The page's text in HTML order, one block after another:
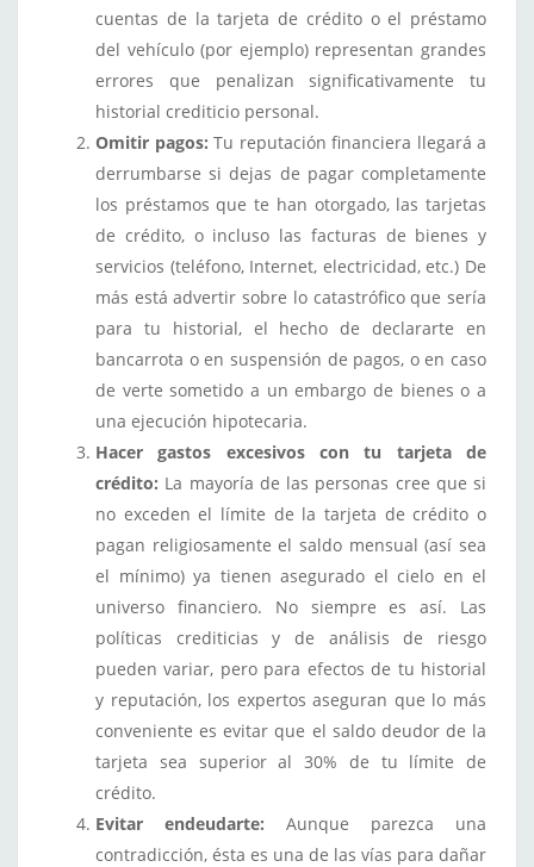
cuentas de la tarjeta de crédito o el préstamo
del vehículo (por ejemplo) representan grandes
errores que penalizan significativamente tu
historial crediticio personal.
Omitir pagos: Tu reputación financiera llegará a
derrumbarse si dejas de pagar completamente
los préstamos que te han otorgado, las tarjetas
de crédito, o incluso las facturas de bienes y
servicios (teléfono, Internet, electricidad, etc.) De
más está advertir sobre lo catastrófico que sería
para tu historial, el hecho de declararte en
bancarrota o en suspensión de pagos, o en caso
de verte sometido a un embargo de bienes o a
una ejecución hipotecaria.
Hacer gastos excesivos con tu tarjeta de
crédito: La mayoría de las personas cree que si
no exceden el límite de la tarjeta de crédito o
pagan religiosamente el saldo mensual (así sea
el mínimo) ya tienen asegurado el cielo en el
universo financiero. No siempre es así. Las
políticas crediticias y de análisis de riesgo
pueden variar, pero para efectos de tu historial
y reputación, los expertos aseguran que lo más
conveniente es evitar que el saldo deudor de la
tarjeta sea superior al 30% de tu límite de
crédito.
Evitar endeudarte: Aunque parezca una
contradicción, ésta es una de las vías para dañar